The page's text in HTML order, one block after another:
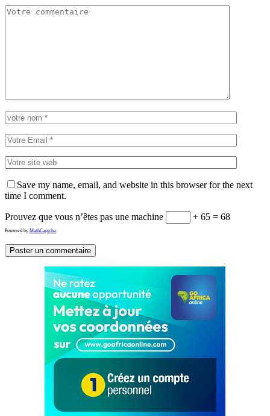
Save my name, email, and website in this browser for the next
time I comment.
Prouvez que vous n’êtes pas une machine + 65 = 68
Powered by MathCaptcha